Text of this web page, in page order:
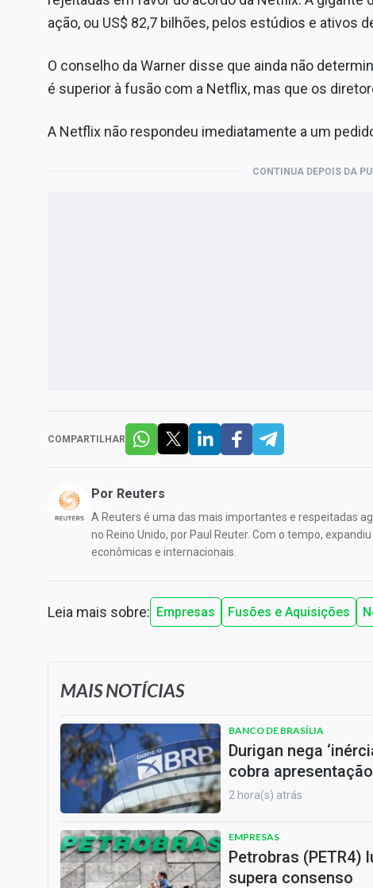
ação, ou US$ 82,7 bilhões, pelos estúdios e ativos
O conselho da Warner disse que ainda não
é superior à fusão com a Netflix, mas que os
A Netflix não respondeu imediatamente a um
CONTINUA DEPOIS DA
COMPARTILHAR
Por Reuters
A Reuters é uma das mais importantes e respeitadas
no Reino Unido, por Paul Reuter. Com o tempo,
econômicas e internacionais.
Leia mais sobre: Empresas Fusões e Aquisições
MAIS NOTÍCIAS
BANCO DE BRASÍLIA
Durigan nega
cobra
2 hora(s) atrás
EMPRESAS
Petrobras (PETR4)
supera consenso